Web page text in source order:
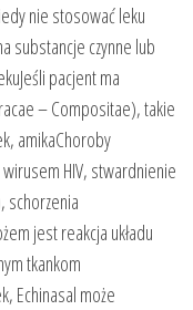
nie stosować leku
substancje czynne lub
pacjent ma
– Compositae), takie
amikaChoroby
wirusem HIV, stwardnienie
schorzenia
jest reakcja układu
tkankom
Echinasal może